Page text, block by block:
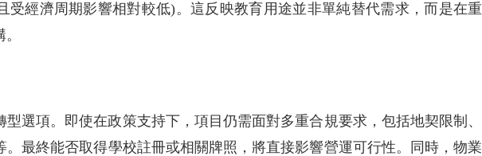
受經濟周期影響相對較低)。這反映教育用途並非單純替代需求，而是在重
選項。即使在政策支持下，項目仍需面對多重合規要求，包括地契限制、
最終能否取得學校註冊或相關牌照，將直接影響營運可行性。同時，物業